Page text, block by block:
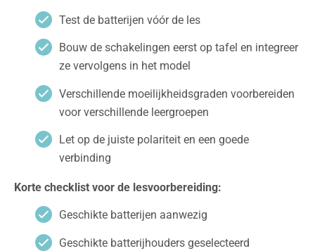
Test de batterijen vóór de les
Bouw de schakelingen eerst op tafel en integreer
ze vervolgens in het model
Verschillende moeilijkheidsgraden voorbereiden
voor verschillende leergroepen
Let op de juiste polariteit en een goede
verbinding
Korte checklist voor de lesvoorbereiding:
Geschikte batterijen aanwezig
Geschikte batterijhouders geselecteerd